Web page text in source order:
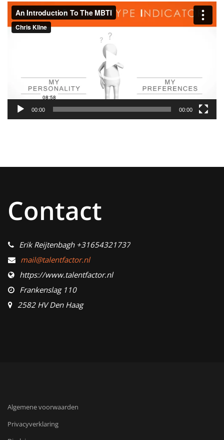
Videospeler
00:00 00:00
Contact
Erik Reijtenbagh +31654321737
mail@talentfactor.nl
https://www.talentfactor.nl
Frankenslag 110
2582 HV Den Haag
Algemene voorwaarden
Privacyverklaring